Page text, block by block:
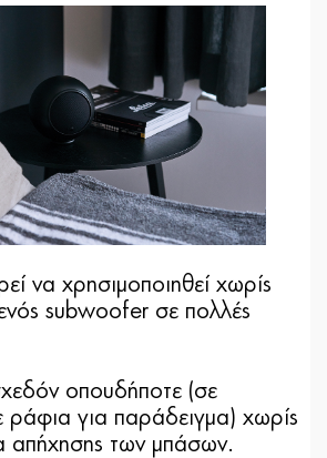
να χρησιμοποιηθεί χωρίς
subwoofer σε πολλές
οπουδήποτε (σε
ράφια για παράδειγμα) χωρίς
απήχησης των μπάσων.